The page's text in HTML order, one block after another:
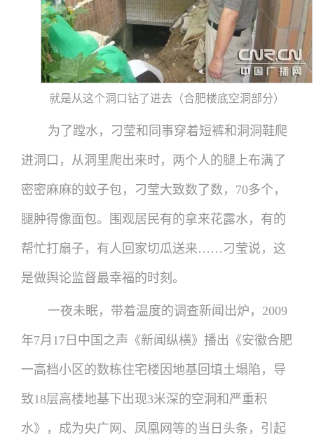
就是从这个洞口钻了进去（合肥楼底空洞部分）
为了蹚水，刁莹和同事穿着短裤和洞洞鞋爬
进洞口，从洞里爬出来时，两个人的腿上布满了
密密麻麻的蚊子包，刁莹大致数了数，70多个，
腿肿得像面包。围观居民有的拿来花露水，有的
帮忙打扇子，有人回家切瓜送来……刁莹说，这
是做舆论监督最幸福的时刻。
一夜未眠，带着温度的调查新闻出炉，2009
年7月17日中国之声《新闻纵横》播出《安徽合肥
一高档小区的数栋住宅楼因地基回填土塌陷，导
致18层高楼地基下出现3米深的空洞和严重积
水》，成为央广网、凤凰网等的当日头条，引起